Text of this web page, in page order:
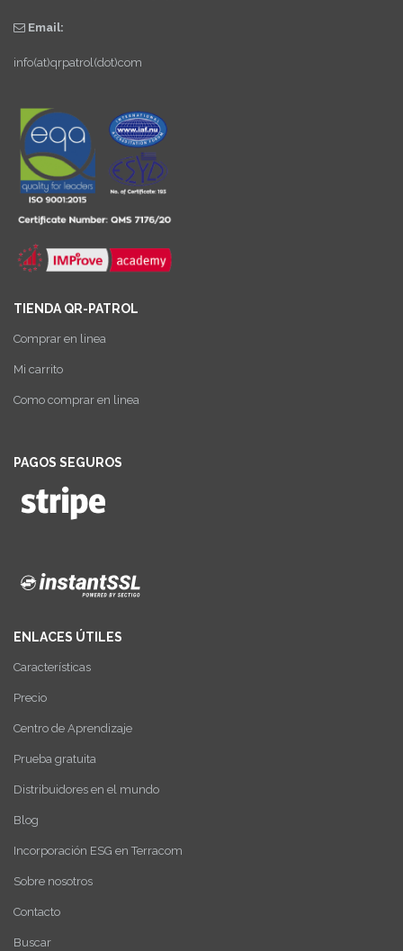
Email:
info(at)qrpatrol(dot)com
TIENDA QR-PATROL
Comprar en linea
Mi carrito
Como comprar en linea
PAGOS SEGUROS
ENLACES ÚTILES
Características
Precio
Centro de Aprendizaje
Prueba gratuita
Distribuidores en el mundo
Blog
Incorporación ESG en Terracom
Sobre nosotros
Contacto
Buscar